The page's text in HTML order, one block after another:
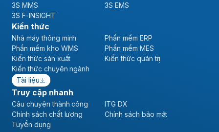
3S MMS
3S EMS
3S F-INSIGHT
Kiến thức
Nhà máy thông minh
Phần mềm ERP
Phần mềm kho WMS
Phần mềm MES
Kiến thức sản xuất
Kiến thức quản trị
Kiến thức chuyên ngành
Tài liệu
Truy cập nhanh
Câu chuyện thành công
ITG DX
Chính sách chất lượng
Chính sách bảo mật
Tuyển dụng